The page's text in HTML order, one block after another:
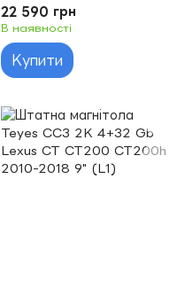
GS III 3 300 350 400 430
450H 460 2004-2011 9"
(L3)
22 590 грн
В наявності
Купити